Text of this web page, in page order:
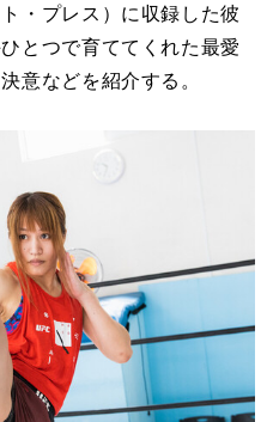
・プレス）に収録した彼
とつで育ててくれた最愛
意などを紹介する。